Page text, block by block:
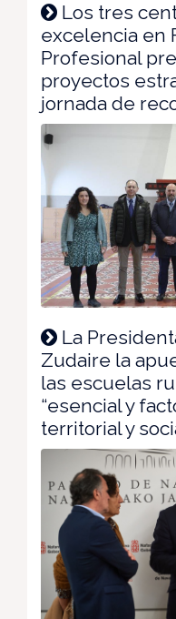
Los tres
excelencia en
Profesional
proyectos
jornada de
La
Zudaire la
las escuelas
“esencial y
territorial y